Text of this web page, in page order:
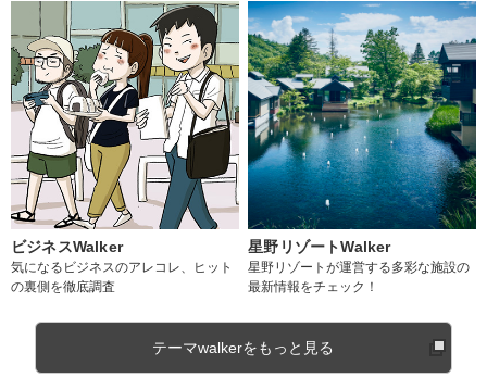
ビジネスWalker
気になるビジネスのアレコレ、ヒット
の裏側を徹底調査
星野リゾートWalker
星野リゾートが運営する多彩な施設の
最新情報をチェック！
テーマwalkerをもっと見る